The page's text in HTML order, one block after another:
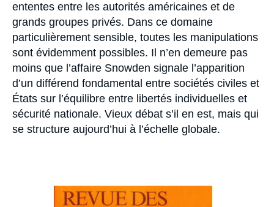
ententes entre les autorités américaines et de
grands groupes privés. Dans ce domaine
particulièrement sensible, toutes les manipulations
sont évidemment possibles. Il n’en demeure pas
moins que l’affaire Snowden signale l’apparition
d’un différend fondamental entre sociétés civiles et
États sur l’équilibre entre libertés individuelles et
sécurité nationale. Vieux débat s’il en est, mais qui
se structure aujourd’hui à l’échelle globale.
Thomas GOMART, « De quoi Snowden est-
il le nom ? », Articles, Ifri, 27 novembre
2013.
Copier